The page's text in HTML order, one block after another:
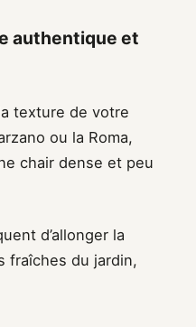
authentique et
texture de votre
ou la Roma,
chair dense et peu
d’allonger la
fraîches du jardin,